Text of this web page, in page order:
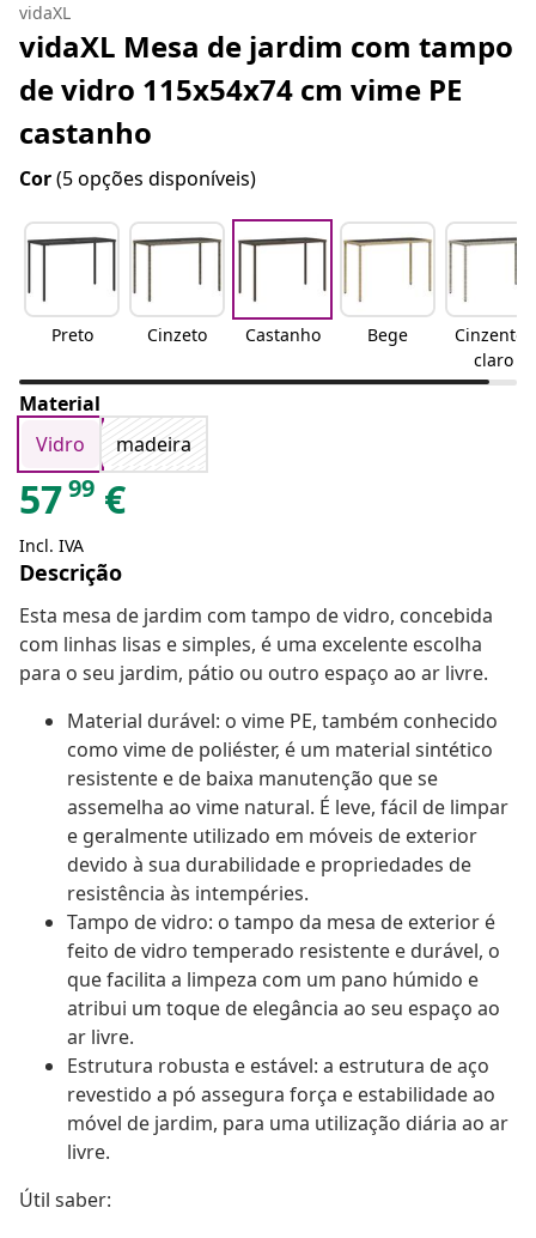
vidaXL
vidaXL Mesa de jardim com tampo
de vidro 115x54x74 cm vime PE
castanho
Cor(5 opções disponíveis)
Preto Cinzeto Castanho Bege
Cinzento-
claro
Material
Vidro
madeira
5799 €
Incl. IVA
Descrição
Esta mesa de jardim com tampo de vidro, concebida
com linhas lisas e simples, é uma excelente escolha
para o seu jardim, pátio ou outro espaço ao ar livre.
Material durável: o vime PE, também conhecido
como vime de poliéster, é um material sintético
resistente e de baixa manutenção que se
assemelha ao vime natural. É leve, fácil de limpar
e geralmente utilizado em móveis de exterior
devido à sua durabilidade e propriedades de
resistência às intempéries.
Tampo de vidro: o tampo da mesa de exterior é
feito de vidro temperado resistente e durável, o
que facilita a limpeza com um pano húmido e
atribui um toque de elegância ao seu espaço ao
ar livre.
Estrutura robusta e estável: a estrutura de aço
revestido a pó assegura força e estabilidade ao
móvel de jardim, para uma utilização diária ao ar
livre.
Útil saber: